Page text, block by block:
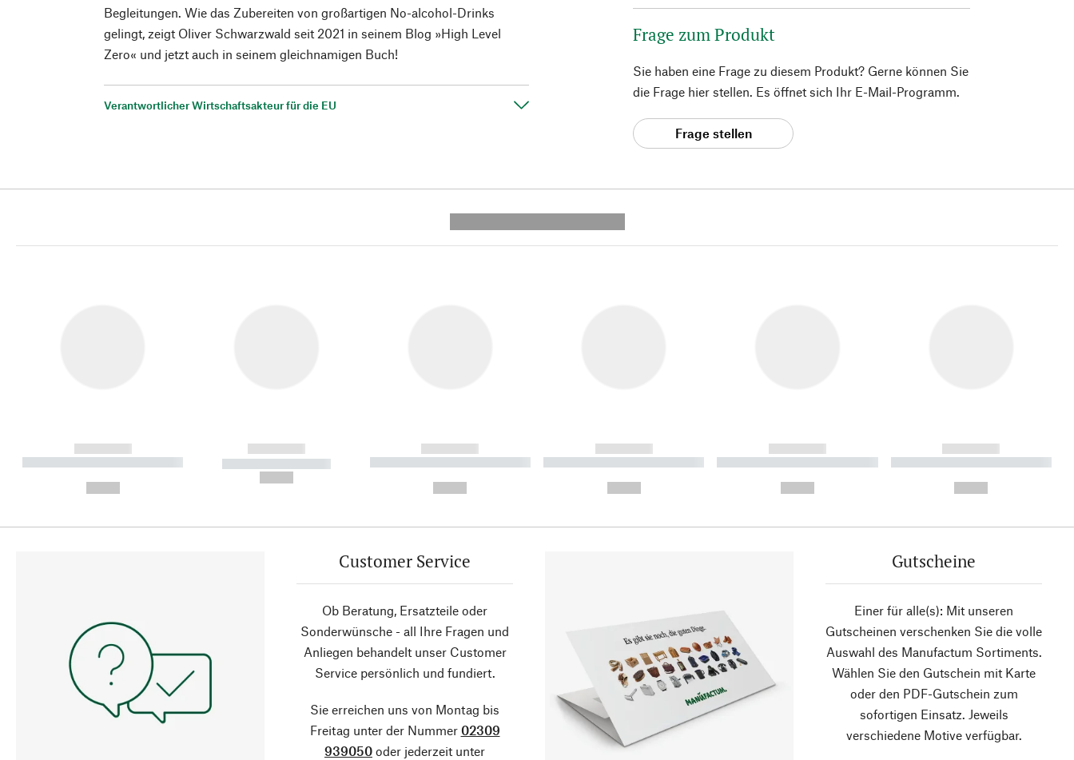
Begleitungen. Wie das Zubereiten von großartigen No-alcohol-Drinks
gelingt, zeigt Oliver Schwarzwald seit 2021 in seinem Blog »High Level
Zero« und jetzt auch in seinem gleichnamigen Buch!
Verantwortlicher Wirtschaftsakteur für die EU
Frage zum Produkt
Sie haben eine Frage zu diesem Produkt? Gerne können Sie
die Frage hier stellen. Es öffnet sich Ihr E-Mail-Programm.
Frage stellen
------------
----------- ----------- ----------
------------
----------- -----------
------------
----------- ----------- ----------
------------
----------- ----------- ----------
------------
----------- ----------- ----------
------------
----------- ----------- ----------
Customer Service
Ob Beratung, Ersatzteile oder
Sonderwünsche - all Ihre Fragen und
Anliegen behandelt unser Customer
Service persönlich und fundiert.
Sie erreichen uns von Montag bis
Freitag unter der Nummer 02309
939050 oder jederzeit unter
Gutscheine
Einer für alle(s): Mit unseren
Gutscheinen verschenken Sie die volle
Auswahl des Manufactum Sortiments.
Wählen Sie den Gutschein mit Karte
oder den PDF-Gutschein zum
sofortigen Einsatz. Jeweils
verschiedene Motive verfügbar.